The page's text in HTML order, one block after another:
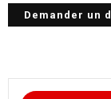
Demander un